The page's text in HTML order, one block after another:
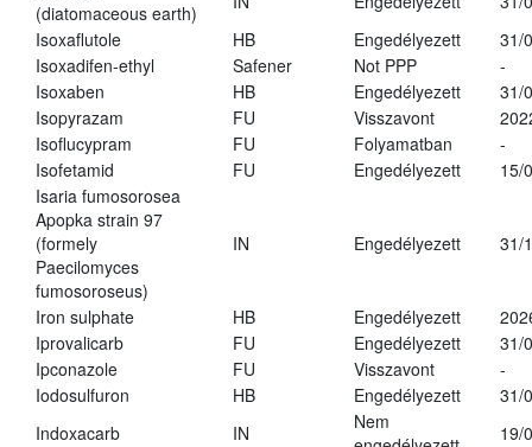
(diatomaceous earth)
Isoxaflutole
HB Engedélyezett
31/
Isoxadifen-ethyl
Safener Not PPP
-
Isoxaben
HB Engedélyezett
31/
Isopyrazam
FU Visszavont
Isoflucypram
FU Folyamatban
-
Isofetamid
FU Engedélyezett
15/
Isaria fumosorosea
Apopka strain 97
(formely
Paecilomyces
fumosoroseus)
IN Engedélyezett 31/
Iron sulphate HB Engedélyezett
Iprovalicarb
FU Engedélyezett
31/
Ipconazole
FU Visszavont
-
Iodosulfuron
HB Engedélyezett
31/
Indoxacarb
IN
Nem
19/